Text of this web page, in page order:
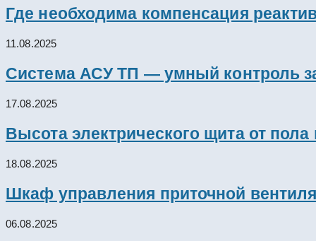
Где необходима компенсация
11.08.2025
Система АСУ ТП — умный контроль
17.08.2025
Высота электрического щита от
18.08.2025
Шкаф управления приточной
06.08.2025